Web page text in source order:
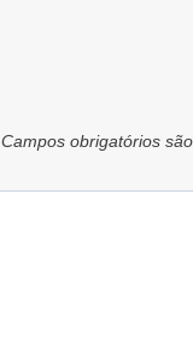
Campos obrigatórios